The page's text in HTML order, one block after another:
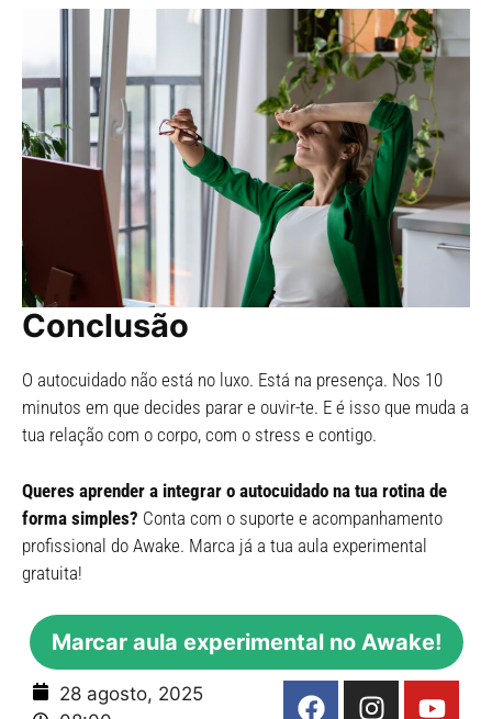
Conclusão
O autocuidado não está no luxo. Está na presença. Nos 10
minutos em que decides parar e ouvir-te. E é isso que muda a
tua relação com o corpo, com o stress e contigo.
Queres aprender a integrar o autocuidado na tua rotina de
forma simples? Conta com o suporte e acompanhamento
profissional do Awake. Marca já a tua aula experimental
gratuita!
Marcar aula experimental no Awake!
28 agosto, 2025